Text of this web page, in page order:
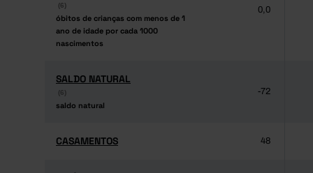
(6)
óbitos de crianças com menos de 1
ano de idade por cada 1000
nascimentos
(6)
óbitos de crianças com menos de 1
ano de idade por cada 1000
nascimentos
0,0
SALDO NATURAL
(6)
saldo natural
SALDO NATURAL
(6)
saldo natural
-72
CASAMENTOS
CASAMENTOS 48